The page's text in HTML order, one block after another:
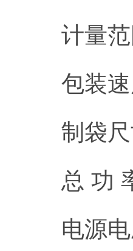
计量
包装
制袋
总 功
电源